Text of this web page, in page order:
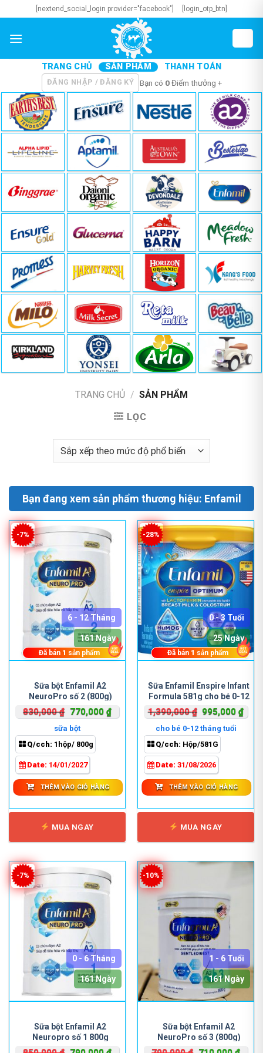
to
content
[nextend_social_login provider="facebook"] [login_otp_btn]
TRANG CHỦ SẢN PHẨM THANH TOÁN
ĐĂNG NHẬP / ĐĂNG KÝ Bạn có 0Điểm thưởng +
TRANG CHỦ / SẢN PHẨM
LỌC
Bạn đang xem sản phẩm thương hiệu: Enfamil
-7%
Sữa bột Enfamil A2
NeuroPro số 2 (800g)
830,000₫ Giá
gốc
là:
830,000 ₫.
770,000 ₫Giá
770,000 ₫.
sữa bột
Q/cch: 1hộp/ 800g
Date: 14/01/2027
6 - 12 Tháng
161 Ngày
Đã bán 1 sản phẩm
THÊM VÀO GIỎ HÀNG
MUA NGAY
-28%
Sữa Enfamil Enspire Infant
Formula 581g cho bé 0-12
tháng tuổi
1,390,000₫ Giá
gốc
là:
1,390,000 ₫.
995,000₫Giá
cho bé 0-12 tháng tuổi
Q/cch: Hộp/581G
Date: 31/08/2026
0 - 3 Tuổi
25 Ngày
Đã bán 1 sản phẩm
THÊM VÀO GIỎ HÀNG
MUA NGAY
-7%
Sữa bột Enfamil A2
Neuropro số 1 800g
0 - 6 Tháng
161 Ngày
-10%
Sữa bột Enfamil A2
NeuroPro số 3 (800g)
1 - 6 Tuổi
161 Ngày